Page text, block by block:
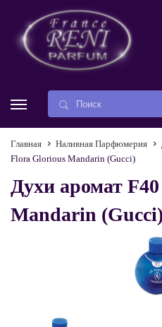
Главная Наливная Парфюмерия
Flora Glorious Mandarin (Gucci)
Духи аромат
Mandarin (Gucci)